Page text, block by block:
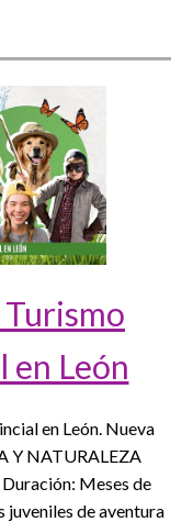
en León
en León. Nueva
Y NATURALEZA
Meses de
juveniles de aventura